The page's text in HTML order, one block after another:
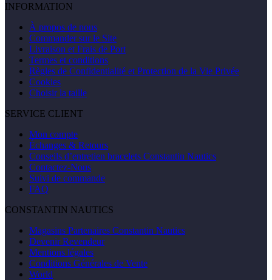
INFORMATION
À propos de nous
Commander sur le Site
Livraison et Frais de Port
Termes et conditions
Règles de Confidentialité et Protection de la Vie Privée
Cookies
Choisir la taille
SERVICE CLIENT
Mon compte
Échanges & Retours
Conseils d’entretien bracelets Constantin Nautics
Contactez-Nous
Suivi de commande
FAQ
CONSTANTIN NAUTICS
Magasins Partenaires Constantin Nautics
Devenir Revendeur
Mentions légales
Conditions Générales de Vente
World